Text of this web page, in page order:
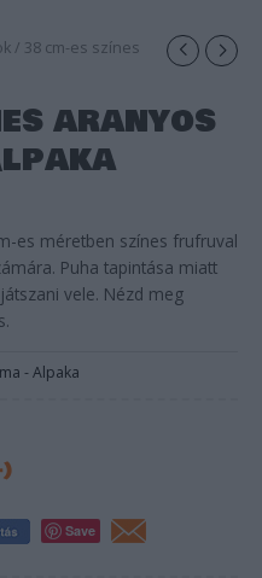
/ 38 cm-es színes
aranyos
es méretben színes frufruval
Puha tapintása miatt
vele. Nézd meg
- Alpaka
)
Save